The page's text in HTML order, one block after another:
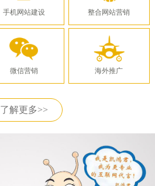
手机网站建设
微信营销
整合网站营销
海外推广
了解更多>>